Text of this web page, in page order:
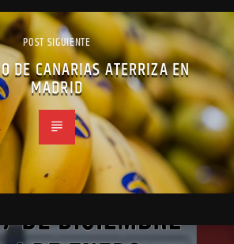
POST SIGUIENTE
DE CANARIAS ATERRIZA EN
MADRID